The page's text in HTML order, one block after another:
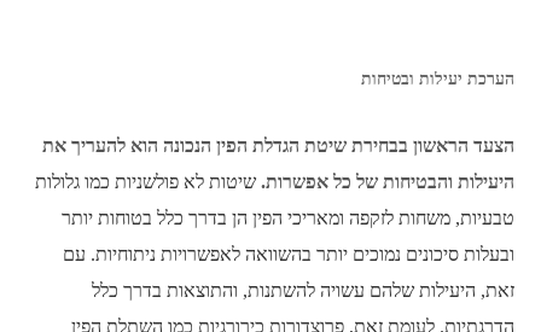
הערכת יעילות ובטיחות
הצעד הראשון בבחירת שיטת הגדלת הפין הנכונה הוא להעריך את
היעילות והבטיחות של כל אפשרות. שיטות לא פולשניות כמו גלולות
טבעיות, משחות לזקפה ומאריכי הפין הן בדרך כלל בטוחות יותר
ובעלות סיכונים נמוכים יותר בהשוואה לאפשרויות ניתוחיות. עם
זאת, היעילות שלהם עשויה להשתנות, והתוצאות בדרך כלל
הדרגתיות. לעומת זאת, פרוצדורות כירורגיות כמו השתלת הפין